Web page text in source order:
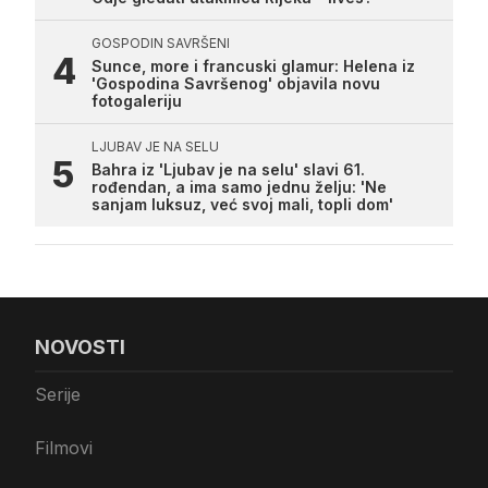
GOSPODIN SAVRŠENI
Sunce, more i francuski glamur: Helena iz
'Gospodina Savršenog' objavila novu
fotogaleriju
LJUBAV JE NA SELU
Bahra iz 'Ljubav je na selu' slavi 61.
rođendan, a ima samo jednu želju: 'Ne
sanjam luksuz, već svoj mali, topli dom'
NOVOSTI
Serije
Filmovi